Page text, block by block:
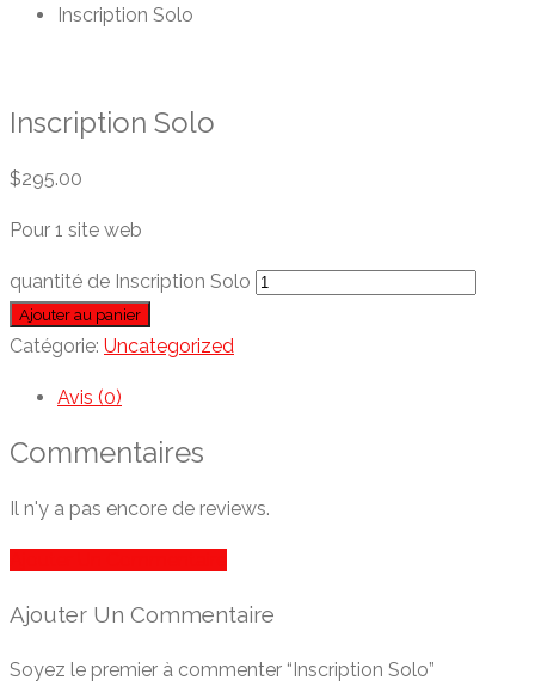
Inscription Solo
Inscription Solo
$295.00
Pour 1 site web
quantité de Inscription Solo
Ajouter au panier
Catégorie: Uncategorized
Avis (0)
Commentaires
Il n'y a pas encore de reviews.
Ajouter Un Commentaire
Soyez le premier à commenter “Inscription Solo”